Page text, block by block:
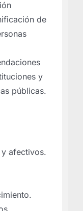
de
y
públicas.
afectivos.